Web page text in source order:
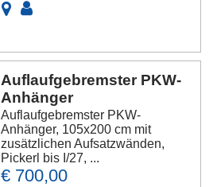
Auflaufgebremster PKW-
Anhänger
Auflaufgebremster PKW-
Anhänger, 105x200 cm mit
zusätzlichen Aufsatzwänden,
Pickerl bis I/27, ...
€ 700,00